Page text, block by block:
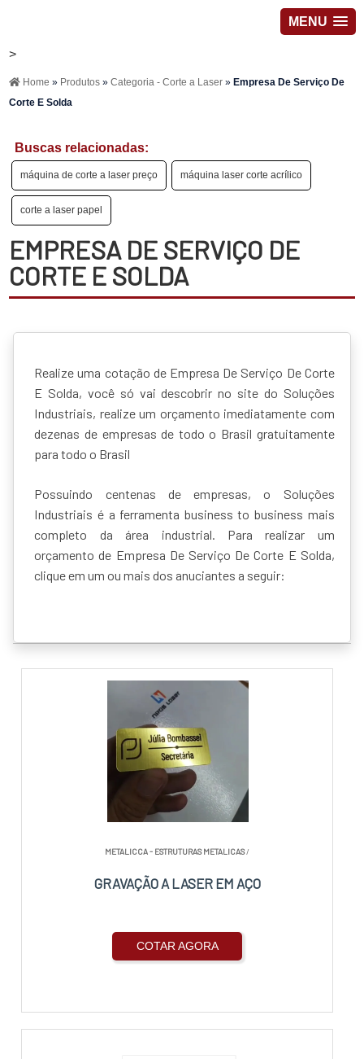
MENU
>
Home » Produtos»Categoria - Corte a Laser» Empresa De Serviço De
Corte E Solda
Buscas relacionadas:
máquina de corte a laser preço máquina laser corte acrílico
corte a laser papel
EMPRESA DE SERVIÇO DE
CORTE E SOLDA
Realize uma cotação de Empresa De Serviço De Corte
E Solda, você só vai descobrir no site do Soluções
Industriais, realize um orçamento imediatamente com
dezenas de empresas de todo o Brasil gratuitamente
para todo o Brasil
Possuindo centenas de empresas, o Soluções
Industriais é a ferramenta business to business mais
completo da área industrial. Para realizar um
orçamento de Empresa De Serviço De Corte E Solda,
clique em um ou mais dos anuciantes a seguir:
METALICCA - ESTRUTURAS METALICAS/
GRAVAÇÃO A LASER EM AÇO
COTAR AGORA